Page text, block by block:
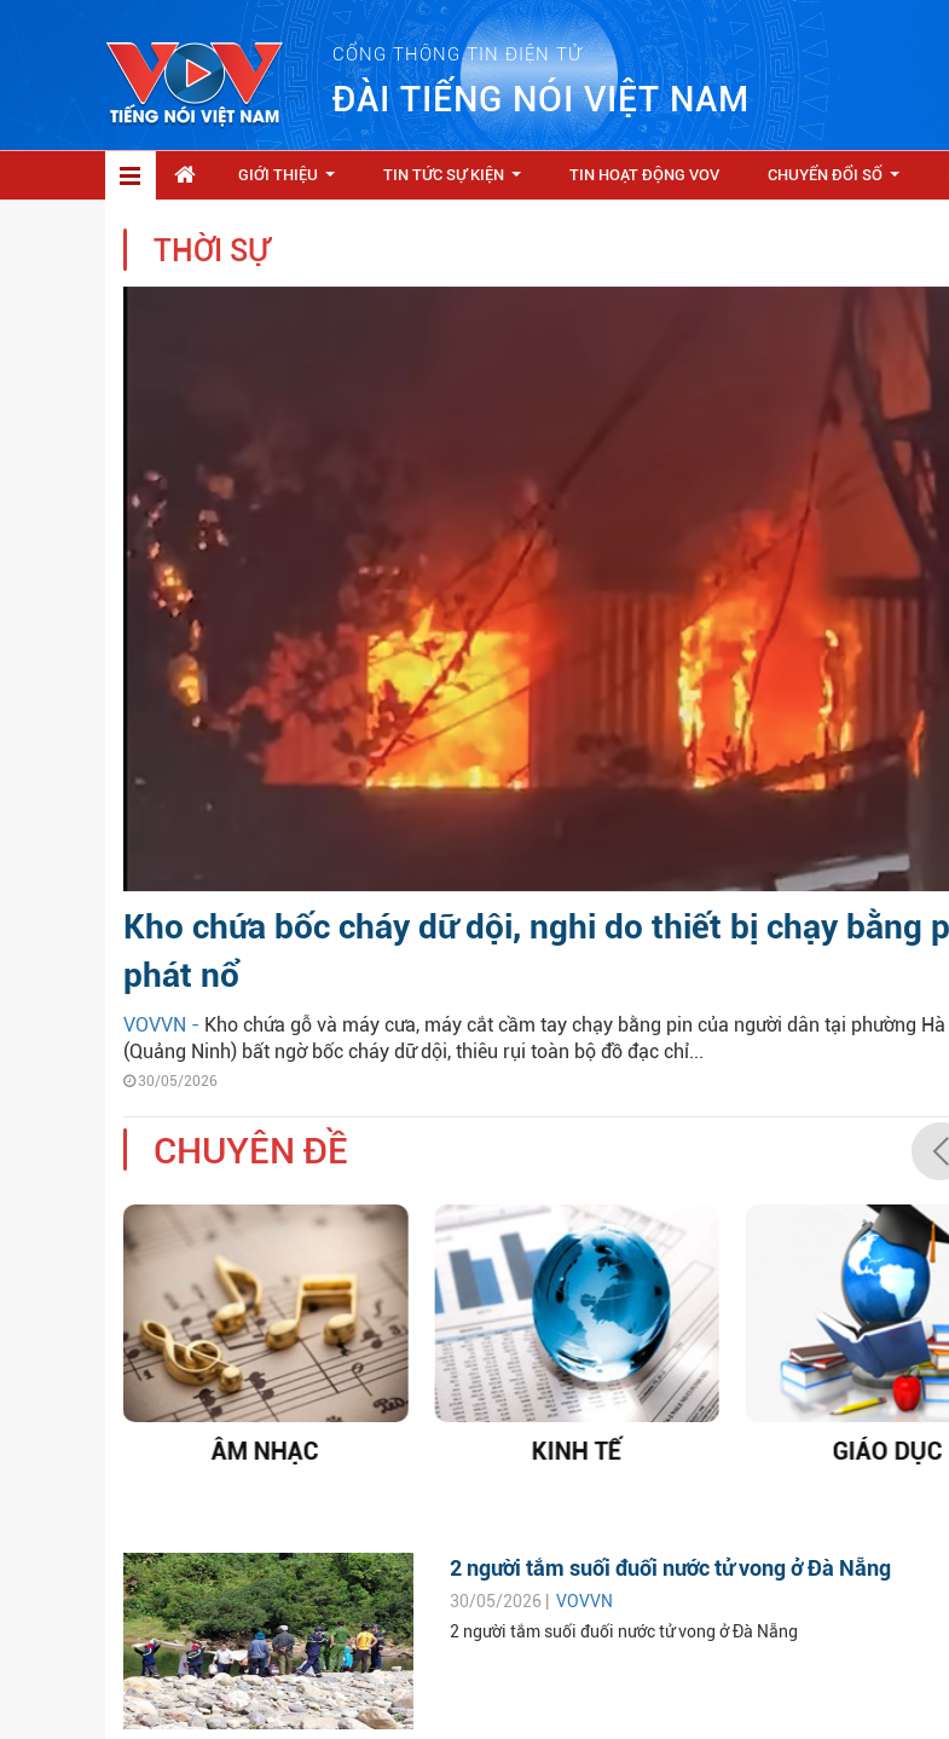
CỔNG THÔNG TIN ĐIỆN TỬ
ĐÀI TIẾNG NÓI VIỆT NAM
GIỚI THIỆU TIN TỨC SỰ KIỆN TIN HOẠT ĐỘNG VOV CHUYỂN ĐỔI SỐ
THỜI SỰ
Kho chứa bốc cháy dữ dội, nghi do thiết bị chạy bằng
phát nổ
VOVVN - Kho chứa gỗ và máy cưa, máy cắt cầm tay chạy bằng pin của người dân tại phường
(Quảng Ninh) bất ngờ bốc cháy dữ dội, thiêu rụi toàn bộ đồ đạc chỉ...
30/05/2026
CHUYÊN ĐỀ
ÂM NHẠC KINH TẾ GIÁO DỤC
2 người tắm suối đuối nước tử vong ở Đà Nẵng
30/05/2026 | VOVVN
2 người tắm suối đuối nước tử vong ở Đà Nẵng